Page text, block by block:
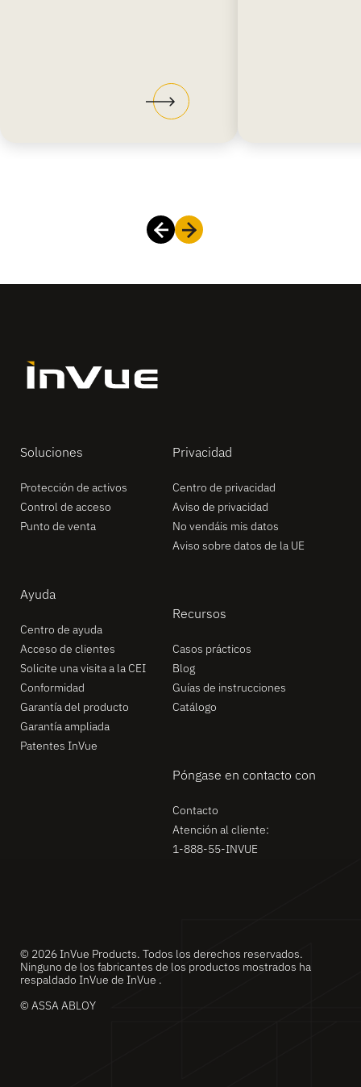
Soluciones
Protección de activos
Control de acceso
Punto de venta
Ayuda
Centro de ayuda
Acceso de clientes
Solicite una visita a la CEI
Conformidad
Garantía del producto
Garantía ampliada
Patentes InVue
Privacidad
Centro de privacidad
Aviso de privacidad
No vendáis mis datos
Aviso sobre datos de la UE
Recursos
Casos prácticos
Blog
Guías de instrucciones
Catálogo
Póngase en contacto con
Contacto
Atención al cliente:
1-888-55-INVUE
© 2026 InVue Products. Todos los derechos reservados.
Ninguno de los fabricantes de los productos mostrados ha
respaldado InVue de InVue .
© ASSA ABLOY